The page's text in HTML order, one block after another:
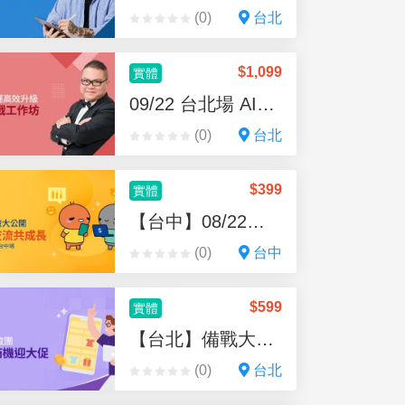
(0) 台北
實體 $1,099
09/22 台北場 AI實戰工作坊
(0) 台北
實體 $399
【台中】08/22賣家說交流會
(0) 台中
實體 $599
【台北】備戰大促全攻略
(0) 台北